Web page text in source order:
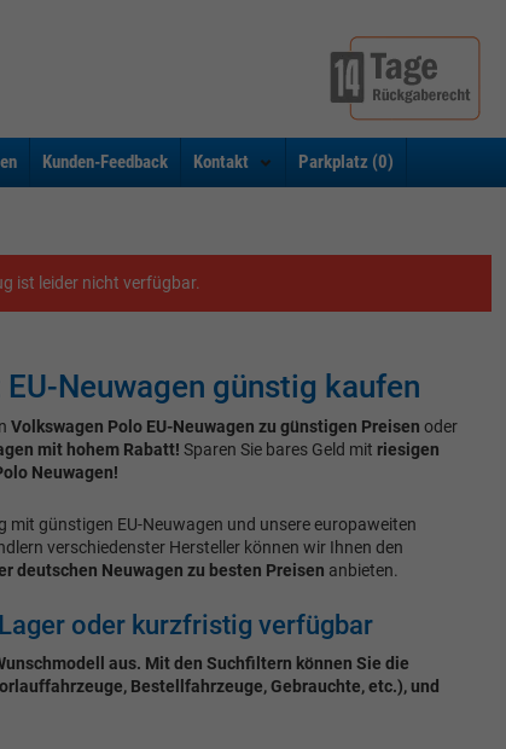
Kunden-Feedback Kontakt Parkplatz (0)
ist leider nicht verfügbar.
Neuwagen günstig kaufen
Volkswagen Polo EU-Neuwagen zu günstigen Preisen oder
mit hohem Rabatt! Sparen Sie bares Geld mit riesigen
Neuwagen!
mit günstigen EU-Neuwagen und unsere europaweiten
verschiedenster Hersteller können wir Ihnen den
deutschen Neuwagen zu besten Preisen anbieten.
oder kurzfristig verfügbar
aus. Mit den Suchfiltern können Sie die
Bestellfahrzeuge, Gebrauchte, etc.), und